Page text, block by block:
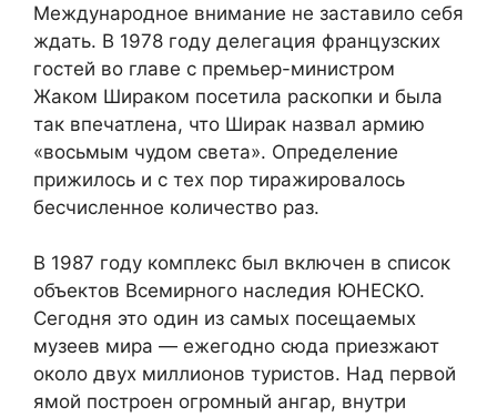
Международное внимание не заставило себя
ждать. В 1978 году делегация французских
гостей во главе с премьер-министром
Жаком Шираком посетила раскопки и была
так впечатлена, что Ширак назвал армию
«восьмым чудом света». Определение
прижилось и с тех пор тиражировалось
бесчисленное количество раз.
В 1987 году комплекс был включен в список
объектов Всемирного наследия ЮНЕСКО.
Сегодня это один из самых посещаемых
музеев мира — ежегодно сюда приезжают
около двух миллионов туристов. Над первой
ямой построен огромный ангар, внутри